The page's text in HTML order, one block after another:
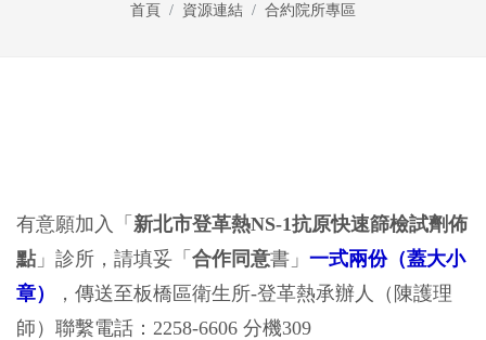
首頁 資源連結 合約院所專區
有意願加入「 新北市登革熱NS-1抗原快速篩檢試劑佈
點 」診所，請填妥「 合作同意書」 一式兩份（蓋大小
章）
，傳送至板橋區衛生所-登革熱承辦人（陳護理
師）聯繫電話：2258-6606 分機309